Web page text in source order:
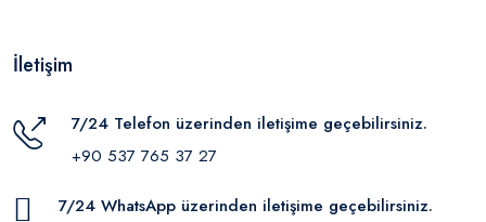
İletişim
7/24 Telefon üzerinden iletişime geçebilirsiniz.
+90 537 765 37 27
7/24 WhatsApp üzerinden iletişime geçebilirsiniz.